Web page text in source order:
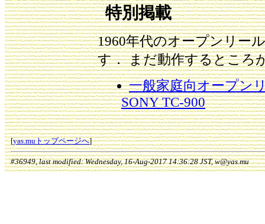
特別掲載
1960年代のオープンリー
す． まだ動作するところ
一般家庭向オープン
SONY TC-900
[yas.muトップページへ]
#36949, last modified: Wednesday, 16-Aug-2017 14:36:28 JST, w@yas.mu